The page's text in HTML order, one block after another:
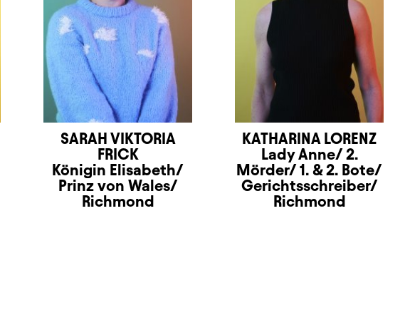
SARAH VIKTORIA
FRICK
Königin Elisabeth/
Prinz von Wales/
Richmond
KATHARINA LORENZ
Lady Anne/ 2.
Mörder/ 1. & 2. Bote/
Gerichtsschreiber/
Richmond